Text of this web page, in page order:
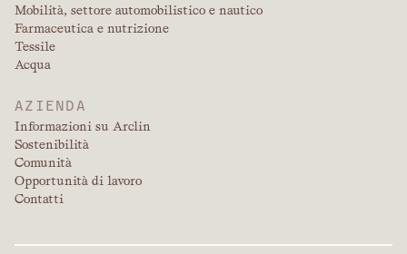
Mobilità, settore automobilistico e nautico
Farmaceutica e nutrizione
Tessile
Acqua
AZIENDA
Informazioni su Arclin
Sostenibilità
Comunità
Opportunità di lavoro
Contatti